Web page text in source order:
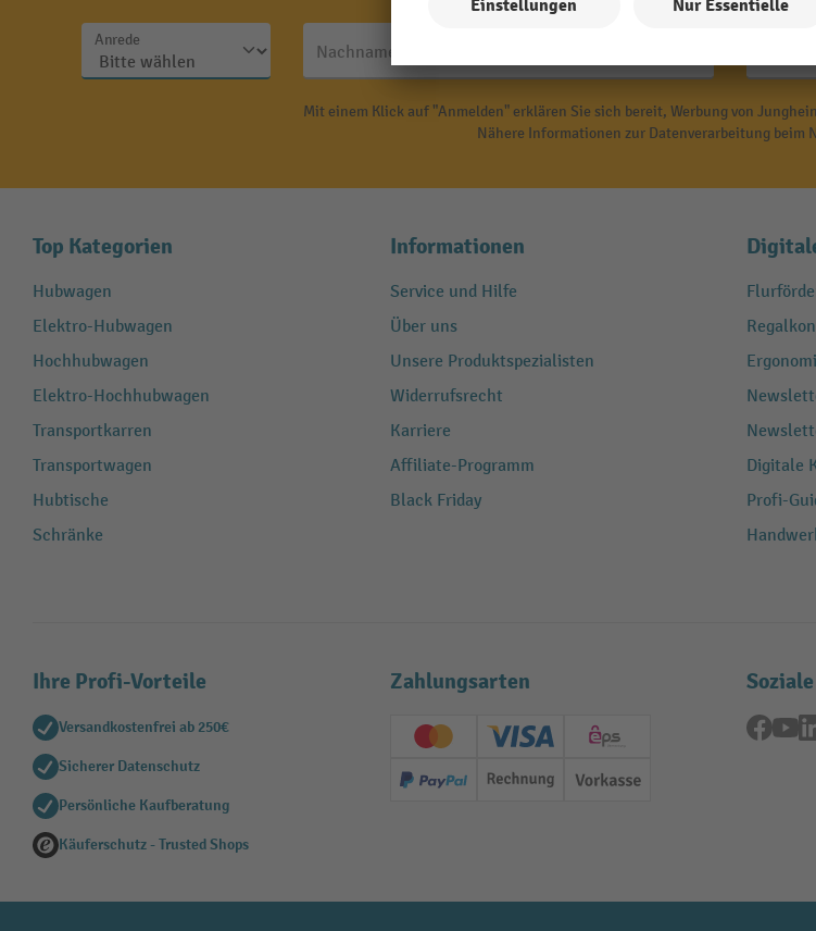
Anrede
Nachname
Mit einem Klick auf "Anmelden" erklären Sie sich bereit, Werbung von
Nähere Informationen zur Datenverarbeitung beim
Top Kategorien
Hubwagen
Elektro-Hubwagen
Hochhubwagen
Elektro-Hochhubwagen
Transportkarren
Transportwagen
Hubtische
Schränke
Informationen
Service und Hilfe
Über uns
Unsere Produktspezialisten
Widerrufsrecht
Karriere
Affiliate-Programm
Black Friday
Digitale
Profi-
Ihre Profi-Vorteile
Versandkostenfrei ab 250€
Sicherer Datenschutz
Persönliche Kaufberatung
Käuferschutz - Trusted Shops
Zahlungsarten
Creditcard (Master)Creditcard (Visa)
EPS
PayPal Rechnung Vorkasse